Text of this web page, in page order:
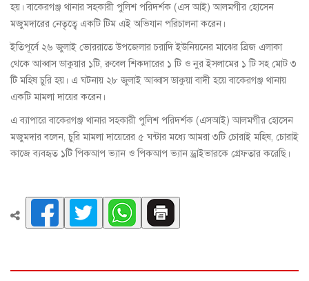
হয়। বাকেরগঞ্জ থানার সহকারী পুলিশ পরিদর্শক (এস আই) আলমগীর হোসেন
মজুমদারের নেতৃত্বে একটি টিম এই অভিযান পরিচালনা করেন।
ইতিপূর্বে ২৬ জুলাই ভোররাতে উপজেলার চরাদি ইউনিয়নের মাঝের ব্রিজ এলাকা
থেকে আব্বাস ডাকুয়ার ১টি, রুবেল শিকদারের ১ টি ও নুর ইসলামের ১ টি সহ মোট ৩
টি মহিষ চুরি হয়। এ ঘটনায় ২৮ জুলাই আব্বাস ডাকুয়া বাদী হয়ে বাকেরগঞ্জ থানায়
একটি মামলা দায়ের করেন।
এ ব্যাপারে বাকেরগঞ্জ থানার সহকারী পুলিশ পরিদর্শক (এসআই) আলমগীর হোসেন
মজুমদার বলেন, চুরি মামলা দায়েরের ৫ ঘন্টার মধ্যে আমরা ৩টি চোরাই মহিষ, চোরাই
কাজে ব্যবহৃত ১টি পিকআপ ভ্যান ও পিকআপ ভ্যান ড্রাইভারকে গ্রেফতার করেছি।